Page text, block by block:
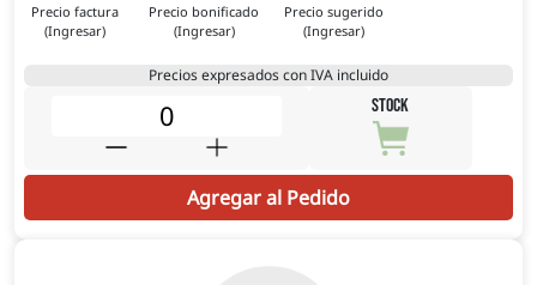
Precio factura
(Ingresar)
Precio bonificado
(Ingresar)
Precio sugerido
(Ingresar)
Precios expresados con IVA incluido
STOCK
Agregar al Pedido